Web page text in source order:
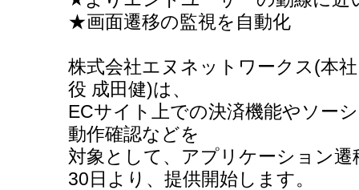
★画面遷移の監視を自動化
株式会社エヌネットワークス(本
役 成田健)は、
ECサイト上での決済機能やソー
動作確認などを
対象として、アプリケーション
30日より、提供開始します。